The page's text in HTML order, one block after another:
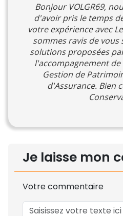
Bonjour VOLGR69,
d'avoir pris le temps
votre expérience avec
sommes ravis de vous
solutions proposées
l'accompagnement
Gestion de
d'Assurance. Bien
Je laisse mon
Votre commentaire